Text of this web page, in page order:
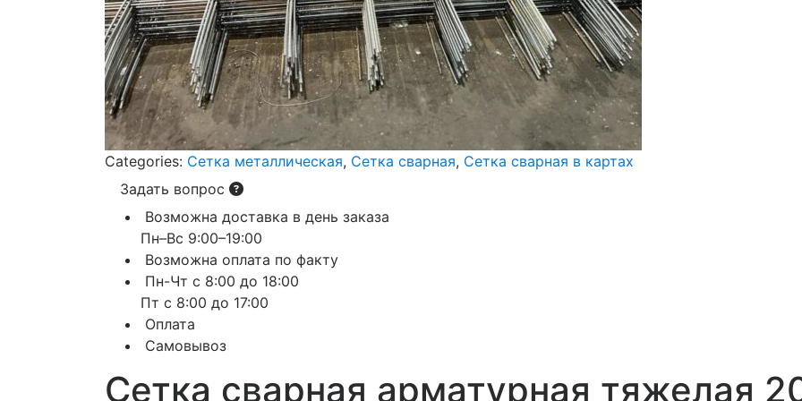
Categories: Сетка металлическая, Сетка сварная, Сетка сварная в картах
Задать вопрос
Возможна доставка в день заказа
Пн–Вс 9:00–19:00
Возможна оплата по факту
Пн-Чт с 8:00 до 18:00
Пт с 8:00 до 17:00
Оплата
Самовывоз
Сетка сварная арматурная тяжелая